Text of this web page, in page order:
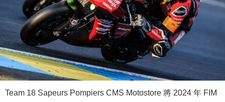
Team 18 Sapeurs Pompiers CMS Motostore 將 2024 年 FIM